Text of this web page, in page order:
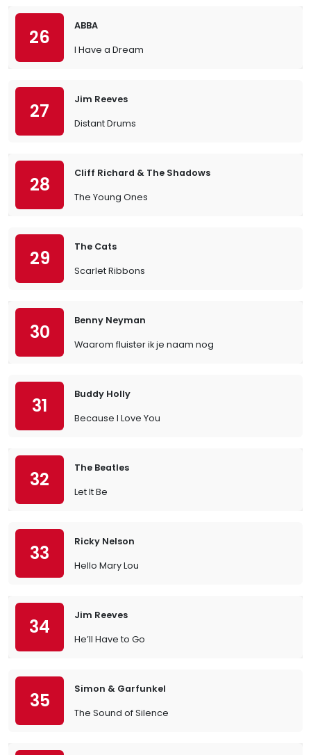
26
ABBA
I Have a Dream
27
Jim Reeves
Distant Drums
28
Cliff Richard & The Shadows
The Young Ones
29
The Cats
Scarlet Ribbons
30
Benny Neyman
Waarom fluister ik je naam nog
31
Buddy Holly
Because I Love You
32
The Beatles
Let It Be
33
Ricky Nelson
Hello Mary Lou
34
Jim Reeves
He’ll Have to Go
35
Simon & Garfunkel
The Sound of Silence